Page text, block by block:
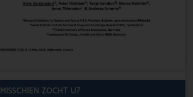
MISSCHIEN ZOCHT U?